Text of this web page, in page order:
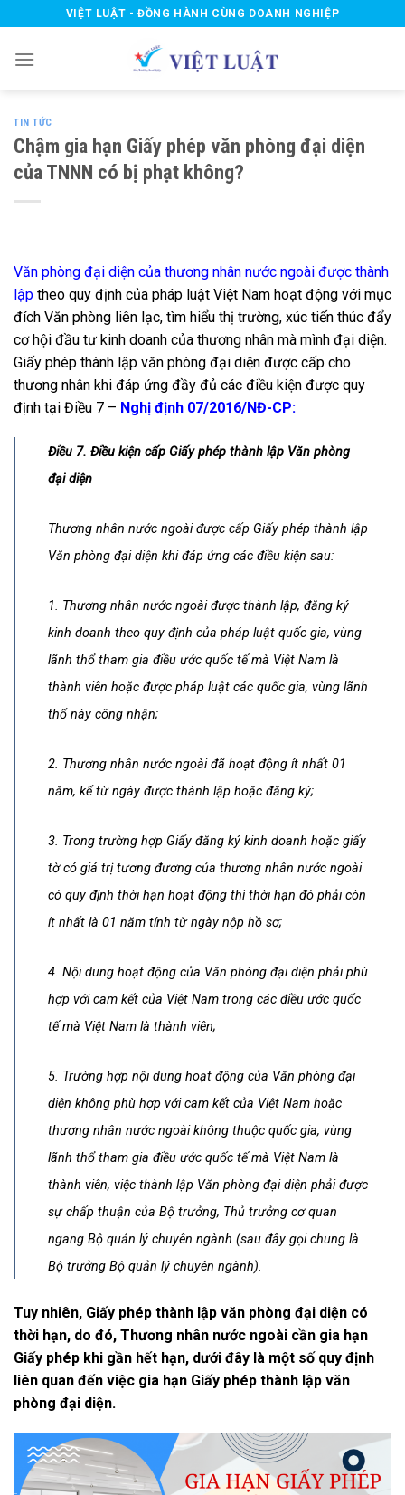
to
content
VIỆT LUẬT - ĐỒNG HÀNH CÙNG DOANH NGHIỆP
TIN TỨC
Chậm gia hạn Giấy phép văn phòng đại diện
của TNNN có bị phạt không?
Văn phòng đại diện của thương nhân nước ngoài được thành
lập theo quy định của pháp luật Việt Nam hoạt động với mục
đích Văn phòng liên lạc, tìm hiểu thị trường, xúc tiến thúc đẩy
cơ hội đầu tư kinh doanh của thương nhân mà mình đại diện.
Giấy phép thành lập văn phòng đại diện được cấp cho
thương nhân khi đáp ứng đầy đủ các điều kiện được quy
định tại Điều 7 – Nghị định 07/2016/NĐ-CP:
Điều 7. Điều kiện cấp Giấy phép thành lập Văn phòng
đại diện
Thương nhân nước ngoài được cấp Giấy phép thành lập
Văn phòng đại diện khi đáp ứng các điều kiện sau:
1. Thương nhân nước ngoài được thành lập, đăng ký
kinh doanh theo quy định của pháp luật quốc gia, vùng
lãnh thổ tham gia điều ước quốc tế mà Việt Nam là
thành viên hoặc được pháp luật các quốc gia, vùng lãnh
thổ này công nhận;
2. Thương nhân nước ngoài đã hoạt động ít nhất 01
năm, kể từ ngày được thành lập hoặc đăng ký;
3. Trong trường hợp Giấy đăng ký kinh doanh hoặc giấy
tờ có giá trị tương đương của thương nhân nước ngoài
có quy định thời hạn hoạt động thì thời hạn đó phải còn
ít nhất là 01 năm tính từ ngày nộp hồ sơ;
4. Nội dung hoạt động của Văn phòng đại diện phải phù
hợp với cam kết của Việt Nam trong các điều ước quốc
tế mà Việt Nam là thành viên;
5. Trường hợp nội dung hoạt động của Văn phòng đại
diện không phù hợp với cam kết của Việt Nam hoặc
thương nhân nước ngoài không thuộc quốc gia, vùng
lãnh thổ tham gia điều ước quốc tế mà Việt Nam là
thành viên, việc thành lập Văn phòng đại diện phải được
sự chấp thuận của Bộ trưởng, Thủ trưởng cơ quan
ngang Bộ quản lý chuyên ngành (sau đây gọi chung là
Bộ trưởng Bộ quản lý chuyên ngành).
Tuy nhiên, Giấy phép thành lập văn phòng đại diện có
thời hạn, do đó, Thương nhân nước ngoài cần gia hạn
Giấy phép khi gần hết hạn, dưới đây là một số quy định
liên quan đến việc gia hạn Giấy phép thành lập văn
phòng đại diện.